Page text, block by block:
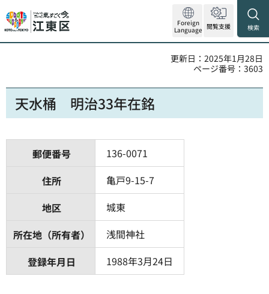
Foreign
Language 閲覧支援 検索
更新日：2025年1月28日
ページ番号：3603
天水桶 明治33年在銘
郵便番号
136-0071
住所
亀戸9-15-7
地区
城東
所在地（所有者）
浅間神社
登録年月日
1988年3月24日